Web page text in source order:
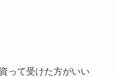
って受けた方がいい